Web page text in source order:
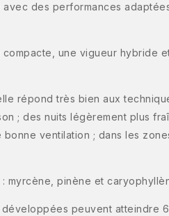
des performances
une vigueur hybride
répond très bien aux
; des nuits légèrement plus
ventilation ; dans les
myrcène, pinène et
peuvent atteindre